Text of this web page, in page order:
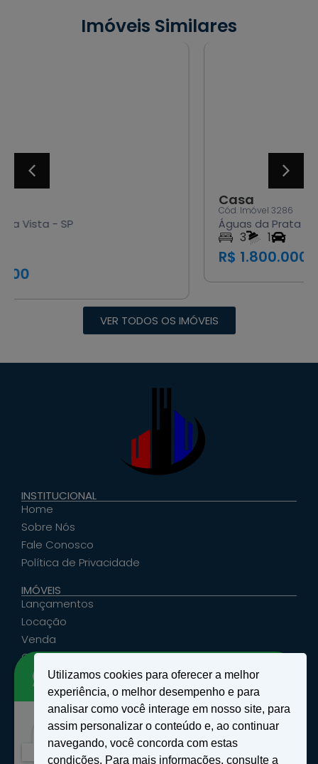
Imóveis Similares
Águas da Prata - SP
VER TODOS OS IMÓVEIS
INSTITUCIONAL
Home
Sobre Nós
Fale Conosco
Política de Privacidade
IMÓVEIS
Lançamentos
Locação
Venda
Cadastrar Seu Imóvel
ATENDIMENTO
santosemattosimoveis@hotmail.com
(19) 9 9639-4985
Rua Floriano Peixoto, nº 27 - Centro - São João
da Boa Vista, SP
Como podemos te ajudar?
Utilizamos cookies para oferecer a melhor
experiência, o melhor desempenho e para
analisar como você interage em nosso site, para
assim personalizar o conteúdo e, ao continuar
navegando, você concorda com estas
condições. Para mais informações, consulte a